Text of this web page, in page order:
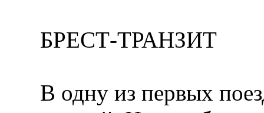
БРЕСТ-ТРАНЗИТ
В одну из первых